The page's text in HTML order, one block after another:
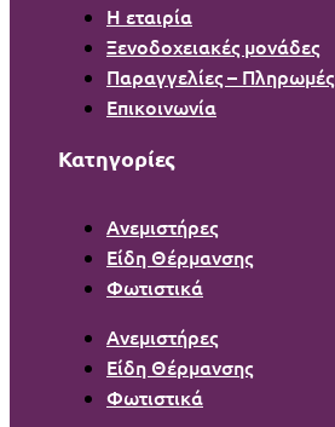
Η εταιρία
Ξενοδοχειακές μονάδες
Παραγγελίες – Πληρωμές
Επικοινωνία
Κατηγορίες
Ανεμιστήρες
Είδη Θέρμανσης
Φωτιστικά
Ανεμιστήρες
Είδη Θέρμανσης
Φωτιστικά